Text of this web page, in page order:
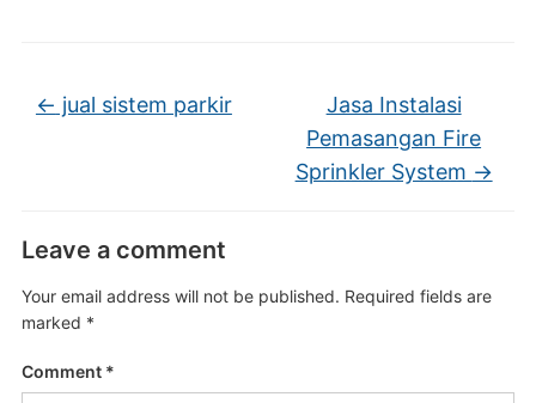
← jual sistem parkir
Jasa Instalasi
Pemasangan Fire
Sprinkler System →
Leave a comment
Your email address will not be published. Required fields are
marked *
Comment *